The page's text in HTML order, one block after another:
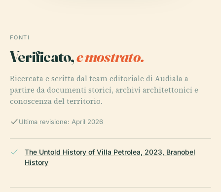
FONTI
Verificato,e mostrato.
Ricercata e scritta dal team editoriale di Audiala a
partire da documenti storici, archivi architettonici e
conoscenza del territorio.
Ultima revisione: April 2026
The Untold History of Villa Petrolea, 2023, Branobel
History